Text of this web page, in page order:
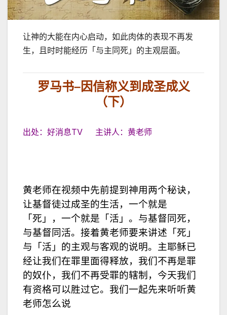
让神的大能在内心启动，如此肉体的表现不再发
生，且时时能经历「与主同死」的主观层面。
罗马书–因信称义到成圣成义
（下）
出处：好消息TV 主讲人：黄老师
黄老师在视频中先前提到神用两个秘诀，
让基督徒过成圣的生活，一个就是
「死」，一个就是「活」。与基督同死，
与基督同活。接着黄老师要来讲述「死」
与「活」的主观与客观的说明。主耶稣已
经让我们在罪里面得释放，我们不再是罪
的奴仆，我们不再受罪的辖制，今天我们
有资格可以胜过它。我们一起先来听听黄
老师怎么说